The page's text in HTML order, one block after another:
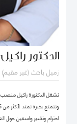
الدكتور راكيل
زميل باحث (غير مقيم)
تشغل الدكتورة راكيل منصب
احترام وتقدير واسعين حول